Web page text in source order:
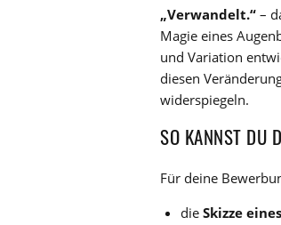
„Verwandelt.“ –
Magie eines
und Variation
diesen
widerspiegeln.
SO KANNST DU
Für deine
die Skizze